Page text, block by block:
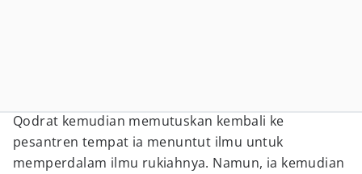
Qodrat kemudian memutuskan kembali ke
pesantren tempat ia menuntut ilmu untuk
memperdalam ilmu rukiahnya. Namun, ia kemudian